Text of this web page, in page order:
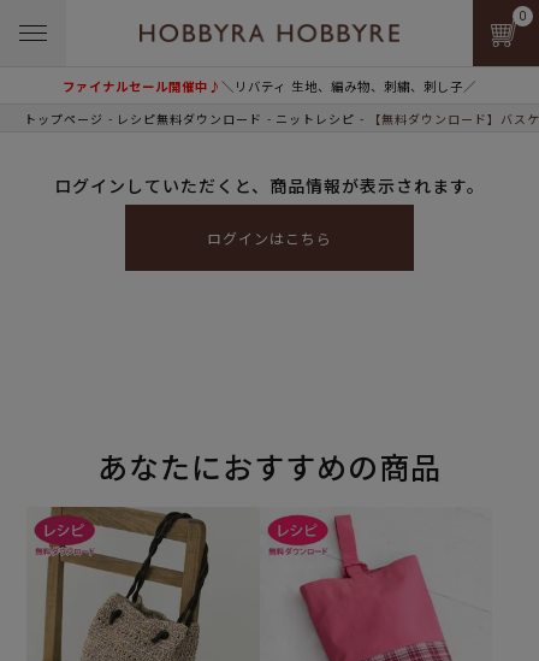
ファイナルセール開催中♪＼リバティ 生地、編み物、刺繍、刺し子／
0
トップページ レシピ無料ダウンロード ニットレシピ 【無料ダウンロード】バス
ログインしていただくと、商品情報が表示されます。
ログインはこちら
あなたにおすすめの商品